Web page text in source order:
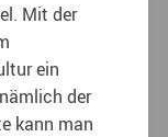
Mit der
ein
der
kann man